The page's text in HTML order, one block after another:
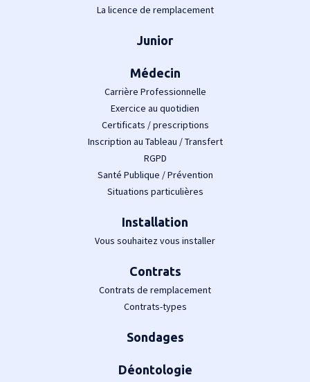
La licence de remplacement
Junior
Médecin
Carrière Professionnelle
Exercice au quotidien
Certificats / prescriptions
Inscription au Tableau / Transfert
RGPD
Santé Publique / Prévention
Situations particulières
Installation
Vous souhaitez vous installer
Contrats
Contrats de remplacement
Contrats-types
Sondages
Déontologie